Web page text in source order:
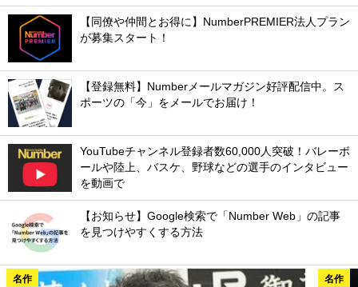
【同僚や仲間とお得に】NumberPREMIER法人プラン
が募集スタート！
【登録無料】Numberメールマガジン好評配信中。ス
ポーツの「今」をメールでお届け！
YouTubeチャンネル登録者数60,000人突破！バレーボ
ールや陸上、バスケ、野球などの選手のインタビュー
を動画で
【お知らせ】Google検索で「Number Web」の記事
を見つけやすくする方法
名作 名作